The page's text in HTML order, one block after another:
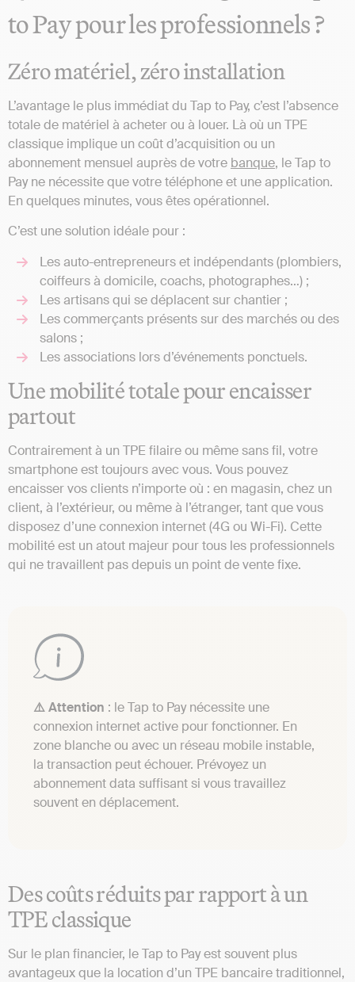
to Pay pour les professionnels ?
Zéro matériel, zéro installation
L’avantage le plus immédiat du Tap to Pay, c’est l’absence
totale de matériel à acheter ou à louer. Là où un TPE
classique implique un coût d’acquisition ou un
abonnement mensuel auprès de votre banque, le Tap to
Pay ne nécessite que votre téléphone et une application.
En quelques minutes, vous êtes opérationnel.
C’est une solution idéale pour :
Les auto-entrepreneurs et indépendants (plombiers,
coiffeurs à domicile, coachs, photographes…) ;
Les artisans qui se déplacent sur chantier ;
Les commerçants présents sur des marchés ou des
salons ;
Les associations lors d’événements ponctuels.
Une mobilité totale pour encaisser
partout
Contrairement à un TPE filaire ou même sans fil, votre
smartphone est toujours avec vous. Vous pouvez
encaisser vos clients n’importe où : en magasin, chez un
client, à l’extérieur, ou même à l’étranger, tant que vous
disposez d’une connexion internet (4G ou Wi-Fi). Cette
mobilité est un atout majeur pour tous les professionnels
qui ne travaillent pas depuis un point de vente fixe.
⚠️ Attention : le Tap to Pay nécessite une
connexion internet active pour fonctionner. En
zone blanche ou avec un réseau mobile instable,
la transaction peut échouer. Prévoyez un
abonnement data suffisant si vous travaillez
souvent en déplacement.
Des coûts réduits par rapport à un
TPE classique
Sur le plan financier, le Tap to Pay est souvent plus
avantageux que la location d’un TPE bancaire traditionnel,